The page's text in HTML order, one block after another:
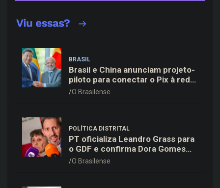
BRASIL
Brasil e China anunciam projeto-
piloto para conectar o Pix à rede
de pagamentos chinesa
O Brasilense
POLÍTICA DISTRITAL
PT oficializa Leandro Grass para
o GDF e confirma Dora Gomes
como vice na chapa majoritária
O Brasilense